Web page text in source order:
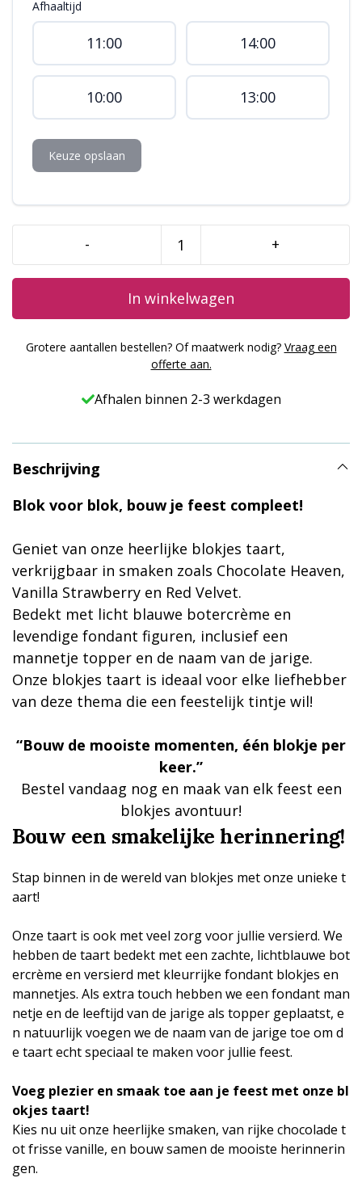
Afhaaltijd
11:00 14:00
10:00 13:00
Keuze opslaan
-
taart
+
In winkelwagen
Grotere aantallen bestellen? Of maatwerk nodig? Vraag een
offerte aan.
Afhalen binnen 2-3 werkdagen
Beschrijving
Blok voor blok, bouw je feest compleet!
Geniet van onze heerlijke blokjes taart,
verkrijgbaar in smaken zoals Chocolate Heaven,
Vanilla Strawberry en Red Velvet.
Bedekt met licht blauwe botercrème en
levendige fondant figuren, inclusief een
mannetje topper en de naam van de jarige.
Onze blokjes taart is ideaal voor elke liefhebber
van deze thema die een feestelijk tintje wil!
“Bouw de mooiste momenten, één blokje per
keer.”
Bestel vandaag nog en maak van elk feest een
blokjes avontuur!
Bouw een smakelijke herinnering!
Stap binnen in de wereld van blokjes met onze unieke t
aart!
Onze taart is ook met veel zorg voor jullie versierd. We
hebben de taart bedekt met een zachte, lichtblauwe bot
ercrème en versierd met kleurrijke fondant blokjes en
mannetjes. Als extra touch hebben we een fondant man
netje en de leeftijd van de jarige als topper geplaatst, e
n natuurlijk voegen we de naam van de jarige toe om d
e taart echt speciaal te maken voor jullie feest.
Voeg plezier en smaak toe aan je feest met onze bl
okjes taart!
Kies nu uit onze heerlijke smaken, van rijke chocolade t
ot frisse vanille, en bouw samen de mooiste herinnerin
gen.